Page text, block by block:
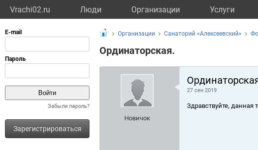
Vrachi02.ru Люди Организации Услуги
Забыли пароль?
Зарегистрироваться
Организации Санаторий «Алексеевский»
Ординаторская.
Новичок
27 сен 2019
Здравствуйте, данная